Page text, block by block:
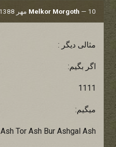
Melkor Morgoth — 10 مهر 1388 — ساعت 16:07
مثالی دیگر :
اگر بگیم:
1111
میگیم:
Ash Tor Ash Bur Ashgal Ash